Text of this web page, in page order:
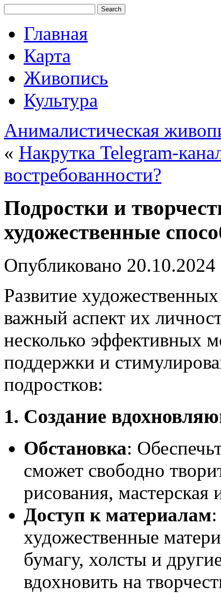
Главная
Карта
Живопись
Культура
Анималистическая
« Накрутка Telegram-
востребованности?
Подростки и
художественные
Опубликовано 20.10.2024
Развитие
важный аспект их
несколько эффективных
поддержки и
подростков:
1. Создание
Обстановка:
сможет свободно
рисования, мастерская
Доступ к материалам
художественные
бумагу, холсты и
вдохновить на